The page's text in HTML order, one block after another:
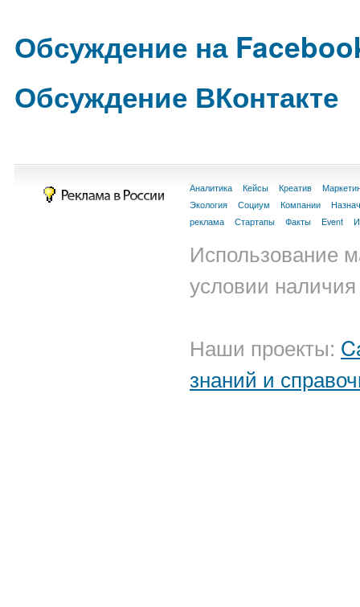
Обсуждение на
Обсуждение ВКонтакте
Аналитика Кейсы Креатив
Экология
Социум Компании
реклама
Стартапы Факты Event
Использование
условии
Наши проекты:
знаний и